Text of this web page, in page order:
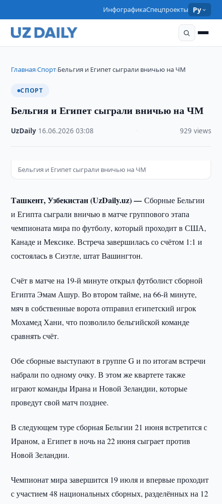
ИнфографикаСпецпроекты Ру
Главная›Спорт›Бельгия и Египет сыграли вничью на ЧМ
СПОРТ
Бельгия и Египет сыграли вничью на ЧМ
UzDaily 16.06.2026 ·03:08 929 views
Бельгия и Египет сыграли вничью на ЧМ
Ташкент, Узбекистан (UzDaily.uz) —Сборные Бельгии
и Египта сыграли вничью в матче группового этапа
чемпионата мира по футболу, который проходит в США,
Канаде и Мексике. Встреча завершилась со счётом 1:1 и
состоялась в Сиэтле, штат Вашингтон.
Счёт в матче на 19-й минуте открыл футболист сборной
Египта Эмам Ашур. Во втором тайме, на 66-й минуте,
мяч в собственные ворота отправил египетский игрок
Мохамед Хани, что позволило бельгийской команде
сравнять счёт.
Обе сборные выступают в группе G и по итогам встречи
набрали по одному очку. В этом же квартете также
играют команды Ирана и Новой Зеландии, которые
проведут свой матч позднее.
В следующем туре сборная Бельгии 21 июня встретится с
Ираном, а Египет в ночь на 22 июня сыграет против
Новой Зеландии.
Чемпионат мира завершится 19 июля и впервые проходит
с участием 48 национальных сборных, разделённых на 12